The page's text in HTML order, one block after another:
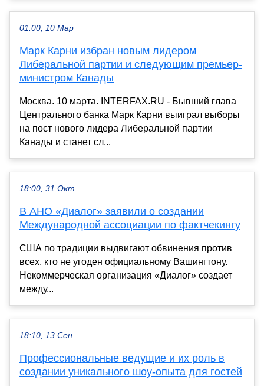
01:00, 10 Мар
Марк Карни избран новым лидером
Либеральной партии и следующим премьер-
министром Канады
Москва. 10 марта. INTERFAX.RU - Бывший глава
Центрального банка Марк Карни выиграл выборы
на пост нового лидера Либеральной партии
Канады и станет сл...
18:00, 31 Окт
В АНО «Диалог» заявили о создании
Международной ассоциации по фактчекингу
США по традиции выдвигают обвинения против
всех, кто не угоден официальному Вашингтону.
Некоммерческая организация «Диалог» создает
между...
18:10, 13 Сен
Профессиональные ведущие и их роль в
создании уникального шоу-опыта для гостей